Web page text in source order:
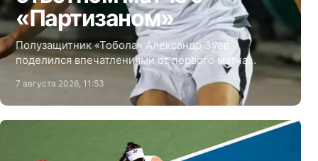
«Партизаном»
Полузащитник «Тобола» Александр Зуев
поделился впечатлениями от первого матча
третьего квалификационного раунда Лиги
Конференций против сербского «Партизана».
7 августа 2026, 11:53